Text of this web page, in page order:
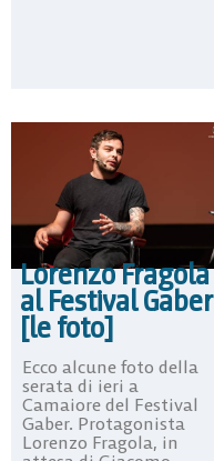
Lorenzo Fragola
al Festival Gaber
[le foto]
Ecco alcune foto della
serata di ieri a
Camaiore del Festival
Gaber. Protagonista
Lorenzo Fragola, in